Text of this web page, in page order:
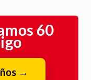
→